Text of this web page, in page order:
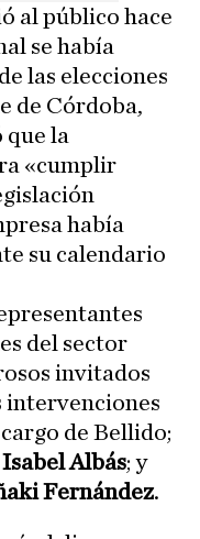
al público hace
se había
las elecciones
de Córdoba,
que la
«cumplir
había
su calendario
del sector
invitados
intervenciones
de Bellido;
Isabel Albás; y
Fernández.